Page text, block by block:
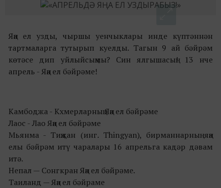
Яңа ел узды, чыршы уенчыклары инде күптәннән
тартмаларга тутырып куелды. Тагын 9 ай бәйрәм
көтәсе дип уйлыйсыңмы? Син ялгышасың! 13 нче
апрель - Яңа ел бәйрәме!
Камбоджа - Кхмерларның Яңа ел бәйрәме
Лаос - Лао Яңа ел бәйрәме
Мьянма - Тиңҗан (инг. Thingyan), бирманнарның яңа
елы бәйрәм итү чаралары 16 апрельга кадәр дәвам
итә.
Непал — Сонгкран Яңа ел бәйрәме.
Таиланд — Яңа ел бәйраме